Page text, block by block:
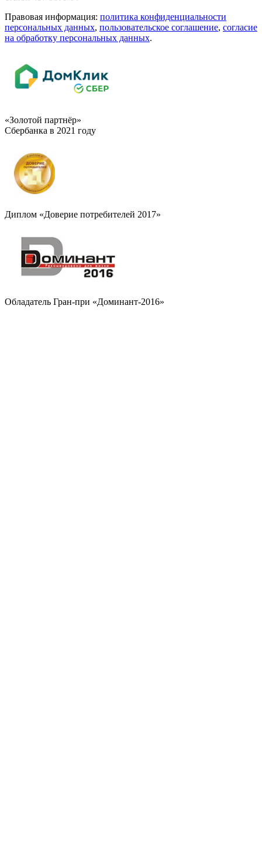
Правовая информация: политика конфиденциальности
персональных данных, пользовательское cоглашение, cогласие
на обработку персональных данных.
«Золотой партнёр»
Сбербанка в 2021 году
Диплом «Доверие потребителей 2017»
Обладатель Гран-при «Доминант-2016»